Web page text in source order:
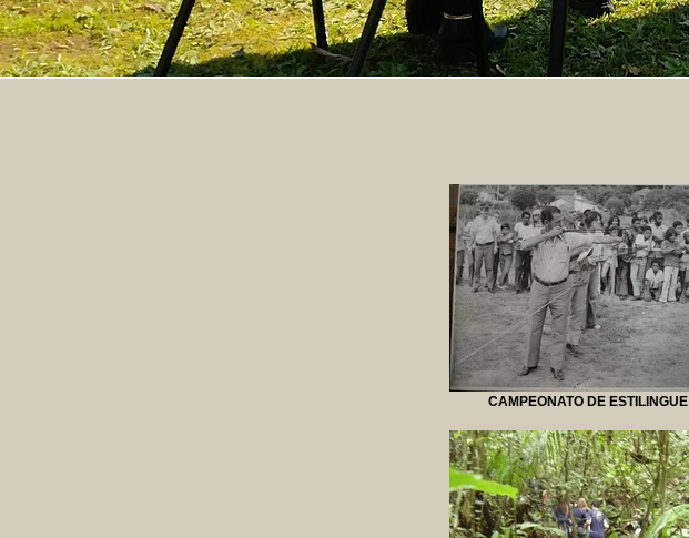
CAMPEONATO DE ESTILINGUE